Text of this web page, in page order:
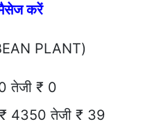
करें
PLANT)
तेजी ₹ 0
₹ 4350 तेजी ₹ 39